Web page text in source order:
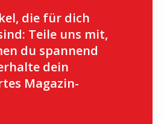
die für dich
Teile uns mit,
du spannend
dein
Magazin-